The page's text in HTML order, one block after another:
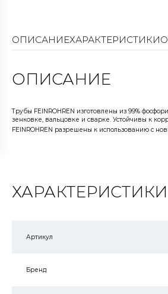
ОПИСАНИЕХАРАКТЕРИСТИКИ
ОПИСАНИЕ
Трубы FEINROHREN изготовлены из 99%
зенковке, вальцовке и сварке. Устойчивы к
FEINROHREN разрешены к использованию с
ХАРАКТЕРИСТИКИ
Артикул
Бренд